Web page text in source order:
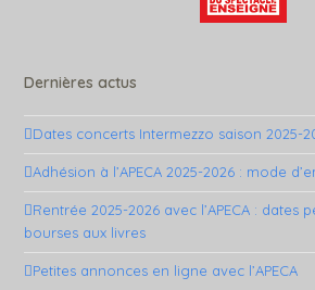
Dernières actus
Dates concerts Intermezzo saison 2025-
Adhésion à l’APECA 2025-2026 : mode
Rentrée 2025-2026 avec l’APECA : dates
bourses aux livres
Petites annonces en ligne avec l’APECA